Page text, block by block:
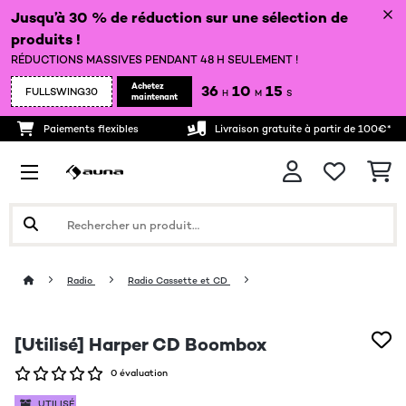
Jusqu’à 30 % de réduction sur une sélection de
produits !
RÉDUCTIONS MASSIVES PENDANT 48 H SEULEMENT !
FULLSWING30
Achetez
maintenant
36 H 10 M 15 S
Paiements flexibles Livraison gratuite à partir de 100€*
Radio Radio Cassette et CD
[Utilisé] Harper CD Boombox
0 évaluation